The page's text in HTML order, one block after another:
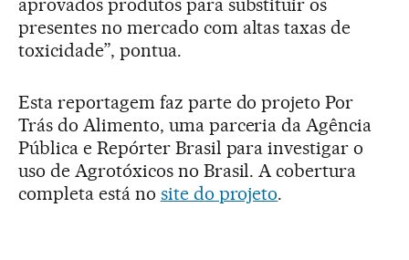
presentes no mercado com altas taxas de
toxicidade”, pontua.
Esta reportagem faz parte do projeto Por
Trás do Alimento, uma parceria da Agência
Pública e Repórter Brasil para investigar o
uso de Agrotóxicos no Brasil. A cobertura
completa está no site do projeto.